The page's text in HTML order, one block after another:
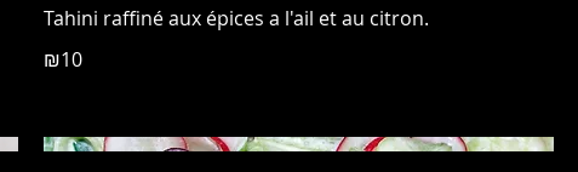
Tahini raffiné aux épices a l'ail et au citron.
₪10